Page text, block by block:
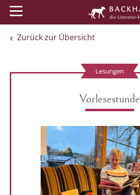
Zurück zur Übersicht
Lesungen
Vorlesestunde